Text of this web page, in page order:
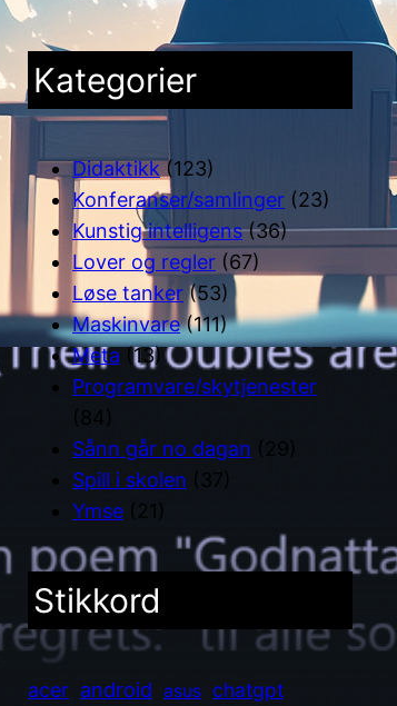
Kategorier
Didaktikk(123)
Konferanser/samlinger (23)
Kunstig intelligens(36)
Lover og regler (67)
Løse tanker(53)
Maskinvare(111)
Meta(13)
Programvare/skytjenester
(84)
Sånn går no dagan (29)
Spill i skolen (37)
Ymse (21)
Stikkord
acer android asus chatgpt